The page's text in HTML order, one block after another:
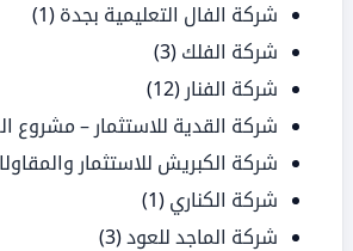
شركة الفال التعليمية بجدة (1)
شركة الفلك (3)
شركة الفنار (12)
شركة القدية للاستثمار – مشروع
شركة الكبريش للاستثمار
شركة الكناري (1)
شركة الماجد للعود(3)